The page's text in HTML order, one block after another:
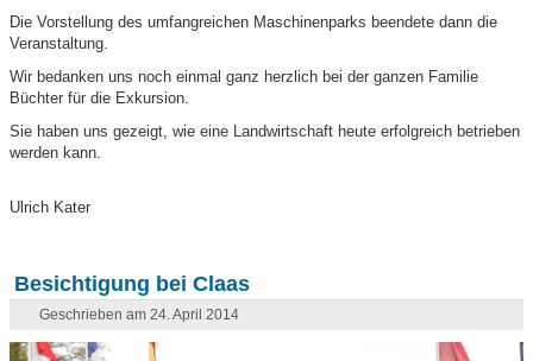
Die Vorstellung des umfangreichen Maschinenparks beendete dann die
Veranstaltung.
Wir bedanken uns noch einmal ganz herzlich bei der ganzen Familie
Büchter für die Exkursion.
Sie haben uns gezeigt, wie eine Landwirtschaft heute erfolgreich betrieben
werden kann.
Ulrich Kater
Besichtigung bei Claas
Geschrieben am 24. April 2014